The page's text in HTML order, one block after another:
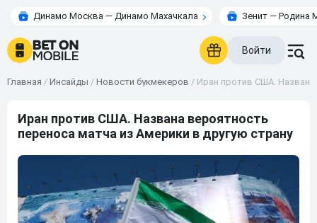
Динамо Москва — Динамо Махачкала Зенит — Родина
Войти
Главная / Инсайды / Новости букмекеров / Иран против США. Названа
Иран против США. Названа вероятность
переноса матча из Америки в другую страну